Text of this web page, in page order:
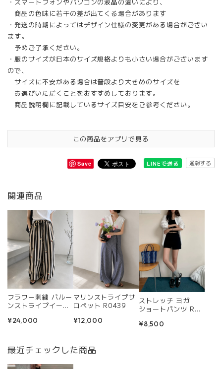
商品の色味に若干の差が出てくる場合があります
・発送の時期によってはデザイン仕様の変更がある場合がござい
ます。
予めご了承ください。
・服のサイズが日本のサイズ規格よりも小さい場合がございます
ので、
サイズに不安がある場合は普段より大きめのサイズを
お選びいただくことをおすすめしております。
商品説明欄に記載しているサイズ目安をご参考ください。
この商品をアプリで見る
Save LINEで送る 通報する
関連商品
フラワー刺繍 バルー
ンストライプイー
¥24,000
マリンストライプサ
ロペット R0439
¥12,000
ストレッチ ヨガ
ショートパンツ R04
¥8,500
最近チェックした商品